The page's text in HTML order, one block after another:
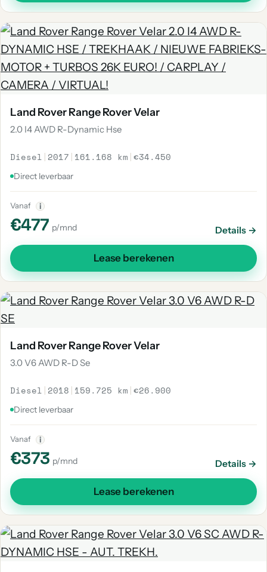
Land Rover Range Rover Velar
2.0 I4 AWD R-Dynamic Hse
Diesel | 2017 | 161.168 km |€34.450
Direct leverbaar
Vanaf i
€477 p/mnd Details →
Lease berekenen
Land Rover Range Rover Velar
3.0 V6 AWD R-D Se
Diesel | 2018 | 159.725 km |€26.900
Direct leverbaar
Vanaf i
€373 p/mnd Details →
Lease berekenen